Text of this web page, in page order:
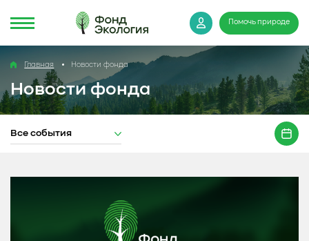
Помочь природе
Главная Новости фонда
Новости фонда
Все события